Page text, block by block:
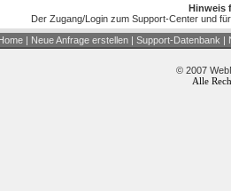
Hinweis
Der Zugang/Login zum Support-Center und
| Neue Anfrage erstellen | Support-Datenbank |
© 2007
Alle